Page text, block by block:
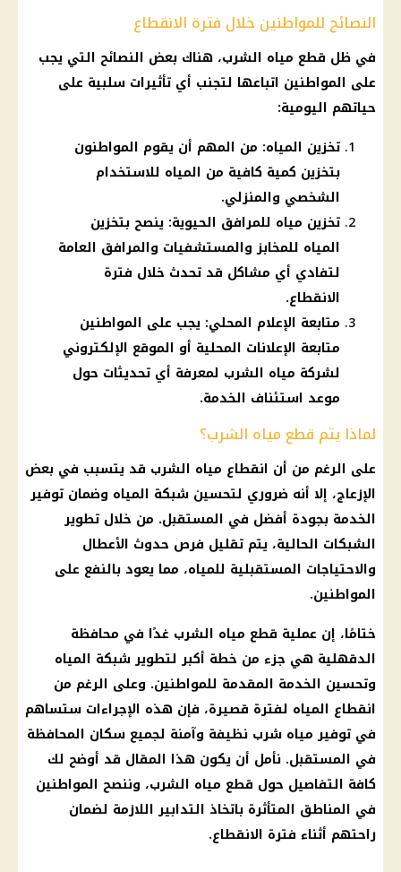
النصائح للمواطنين خلال فترة الانقطاع
في ظل قطع مياه الشرب، هناك بعض النصائح التي يجب
على المواطنين اتباعها لتجنب أي تأثيرات سلبية على
حياتهم اليومية:
تخزين المياه: من المهم أن يقوم المواطنون
بتخزين كمية كافية من المياه للاستخدام
الشخصي والمنزلي.
تخزين مياه للمرافق الحيوية: ينصح بتخزين
المياه للمخابز والمستشفيات والمرافق العامة
لتفادي أي مشاكل قد تحدث خلال فترة
الانقطاع.
متابعة الإعلام المحلي: يجب على المواطنين
متابعة الإعلانات المحلية أو الموقع الإلكتروني
لشركة مياه الشرب لمعرفة أي تحديثات حول
موعد استئناف الخدمة.
لماذا يتم قطع مياه الشرب؟
على الرغم من أن انقطاع مياه الشرب قد يتسبب في بعض
الإزعاج، إلا أنه ضروري لتحسين شبكة المياه وضمان توفير
الخدمة بجودة أفضل في المستقبل. من خلال تطوير
الشبكات الحالية، يتم تقليل فرص حدوث الأعطال
والاحتياجات المستقبلية للمياه، مما يعود بالنفع على
المواطنين.
ختامًا، إن عملية قطع مياه الشرب غدًا في محافظة
الدقهلية هي جزء من خطة أكبر لتطوير شبكة المياه
وتحسين الخدمة المقدمة للمواطنين. وعلى الرغم من
انقطاع المياه لفترة قصيرة، فإن هذه الإجراءات ستساهم
في توفير مياه شرب نظيفة وآمنة لجميع سكان المحافظة
في المستقبل. نأمل أن يكون هذا المقال قد أوضح لك
كافة التفاصيل حول قطع مياه الشرب، وننصح المواطنين
في المناطق المتأثرة باتخاذ التدابير اللازمة لضمان
راحتهم أثناء فترة الانقطاع.